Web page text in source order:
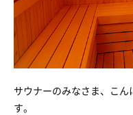
サウナーのみなさま、こ
す。